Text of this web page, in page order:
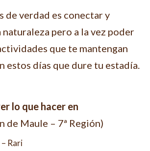
de verdad es conectar y
pero a la vez poder
que te mantengan
estos días que dure tu estadía.
lo que hacer en
de Maule – 7ª Región)
Rari